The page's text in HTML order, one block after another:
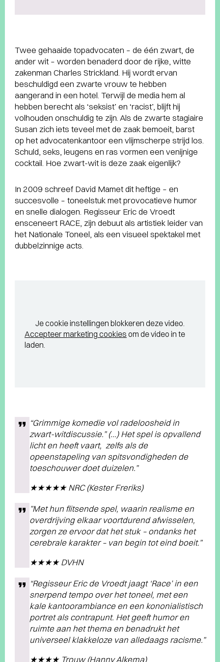
Twee gehaaide topadvocaten – de één zwart, de
ander wit – worden benaderd door de rijke, witte
zakenman Charles Strickland. Hij wordt ervan
beschuldigd een zwarte vrouw te hebben
aangerand in een hotel. Terwijl de media hem al
hebben berecht als ‘seksist’ en ‘racist’, blijft hij
volhouden onschuldig te zijn. Als de zwarte stagiaire
Susan zich iets teveel met de zaak bemoeit, barst
op het advocatenkantoor een vlijmscherpe strijd los.
Schuld, seks, leugens en ras vormen een venijnige
cocktail. Hoe zwart-wit is deze zaak eigenlijk?
In 2009 schreef David Mamet dit heftige – en
succesvolle – toneelstuk met provocatieve humor
en snelle dialogen. Regisseur Eric de Vroedt
ensceneert RACE, zijn debuut als artistiek leider van
het Nationale Toneel, als een visueel spektakel met
dubbelzinnige acts.
Je cookie instellingen blokkeren deze video.
Accepteer marketing cookies om de video in te
laden.
“Grimmige komedie vol radeloosheid in
zwart-witdiscussie.” (…) Het spel is opvallend
licht en heeft vaart, zelfs als de
opeenstapeling van spitsvondigheden de
toeschouwer doet duizelen.”
★★★★★ NRC (Kester Freriks)
”Met hun flitsende spel, waarin realisme en
overdrijving elkaar voortdurend afwisselen,
zorgen ze ervoor dat het stuk – ondanks het
cerebrale karakter – van begin tot eind boeit.”
★★★★ DVHN
“Regisseur Eric de Vroedt jaagt ‘Race’ in een
snerpend tempo over het toneel, met een
kale kantoorambiance en een kononialistisch
portret als contrapunt. Het geeft humor en
ruimte aan het thema en benadrukt het
universeel klakkeloze van alledaags racisme.”
★★★★ Trouw (Hanny Alkema)